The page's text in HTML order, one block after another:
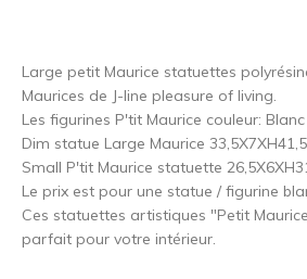
Large petit Maurice statuettes
Maurices de J-line pleasure of living.
Les figurines P'tit Maurice couleur: Blanc
Dim statue Large Maurice
Small P'tit Maurice statuette
Le prix est pour une statue / figurine
Ces statuettes artistiques "Petit
parfait pour votre intérieur.